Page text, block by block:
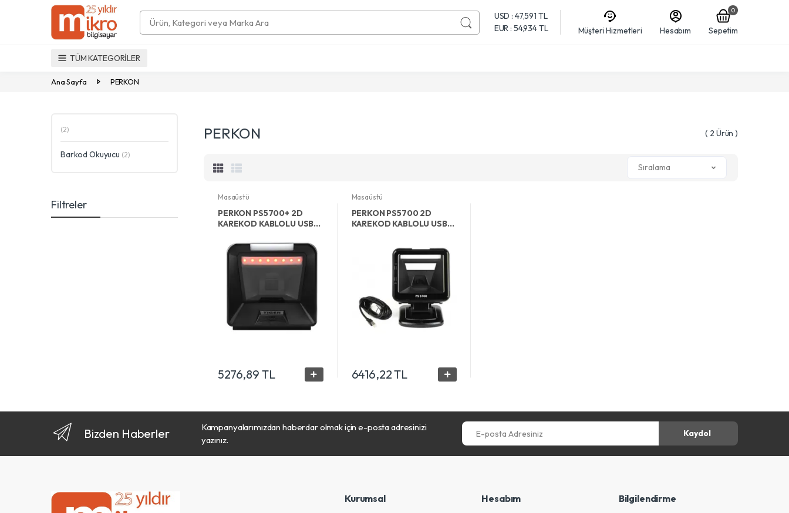
Search
USD : 47,591 TL
EUR : 54,934 TL
Müşteri Hizmetleri Hesabım
0
Sepetim
TÜM KATEGORİLER
Ana Sayfa PERKON
(2)
Barkod Okuyucu (2)
Filtreler
PERKON ( 2 Ürün )
Sıralama
Masaüstü
PERKON PS5700+ 2D
KAREKOD KABLOLU USB
OKUYUCU
5276,89 TL
Masaüstü
PERKON PS5700 2D
KAREKOD KABLOLU USB
6416,22 TL
Bizden Haberler
Kampanyalarımızdan haberdar olmak için e-posta adresinizi
yazınız.
E-posta Adresiniz
Kaydol
Kurumsal Hesabım Bilgilendirme